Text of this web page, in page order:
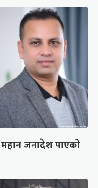
जनादेश पाएको